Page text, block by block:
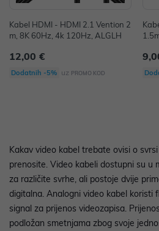
Kabel HDMI - HDMI 2.1 Vention 2
m, 8K 60Hz, 4k 120Hz, ALGLH
12,00 €
Dodatnih -5% uz PROMO KOD
Kakav video kabel trebate ovisi o
prenosite. Video kabeli dostupni su u
za različite svrhe, ali postoje dvije
digitalna. Analogni video kabel koristi
signal za prijenos videozapisa.
podložan smetnjama zbog svoje